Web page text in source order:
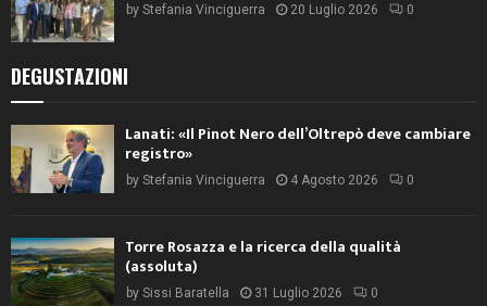
by Stefania Vinciguerra 20 Luglio 2026 0
DEGUSTAZIONI
Lanati: «Il Pinot Nero dell’Oltrepò deve cambiare
registro»
by Stefania Vinciguerra 4 Agosto 2026 0
Torre Rosazza e la ricerca della qualità
(assoluta)
by Sissi Baratella 31 Luglio 2026 0